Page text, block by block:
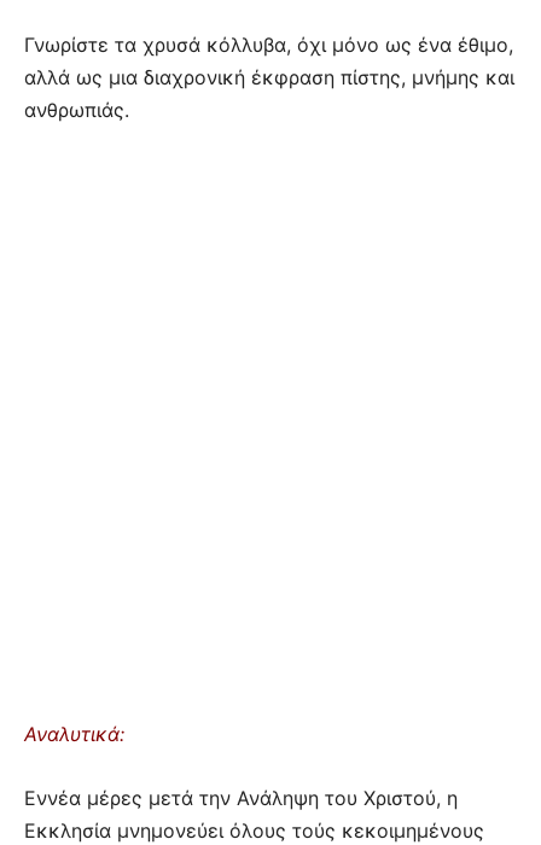
Γνωρίστε τα χρυσά κόλλυβα, όχι μόνο ως ένα έθιμο,
αλλά ως μια διαχρονική έκφραση πίστης, μνήμης και
ανθρωπιάς.
Αναλυτικά:
Εννέα μέρες μετά την Ανάληψη του Χριστού, η
Εκκλησία μνημονεύει όλους τούς κεκοιμημένους